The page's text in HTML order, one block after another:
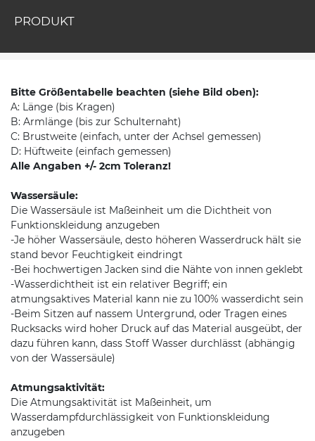
PRODUKT
Bitte Größentabelle beachten (siehe Bild oben):
A: Länge (bis Kragen)
B: Armlänge (bis zur Schulternaht)
C: Brustweite (einfach, unter der Achsel gemessen)
D: Hüftweite (einfach gemessen)
Alle Angaben +/- 2cm Toleranz!
Wassersäule:
Die Wassersäule ist Maßeinheit um die Dichtheit von
Funktionskleidung anzugeben
-Je höher Wassersäule, desto höheren Wasserdruck hält sie
stand bevor Feuchtigkeit eindringt
-Bei hochwertigen Jacken sind die Nähte von innen geklebt
-Wasserdichtheit ist ein relativer Begriff; ein
atmungsaktives Material kann nie zu 100% wasserdicht sein
-Beim Sitzen auf nassem Untergrund, oder Tragen eines
Rucksacks wird hoher Druck auf das Material ausgeübt, der
dazu führen kann, dass Stoff Wasser durchlässt (abhängig
von der Wassersäule)
Atmungsaktivität:
Die Atmungsaktivität ist Maßeinheit, um
Wasserdampfdurchlässigkeit von Funktionskleidung
anzugeben